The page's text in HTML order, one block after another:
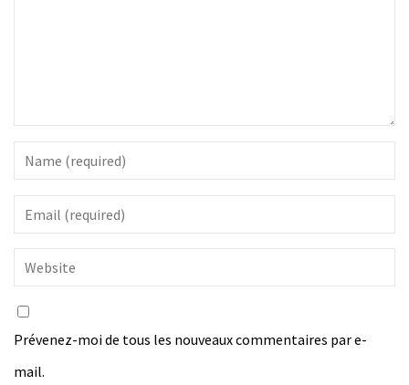
Prévenez-moi de tous les nouveaux commentaires par e-
mail.